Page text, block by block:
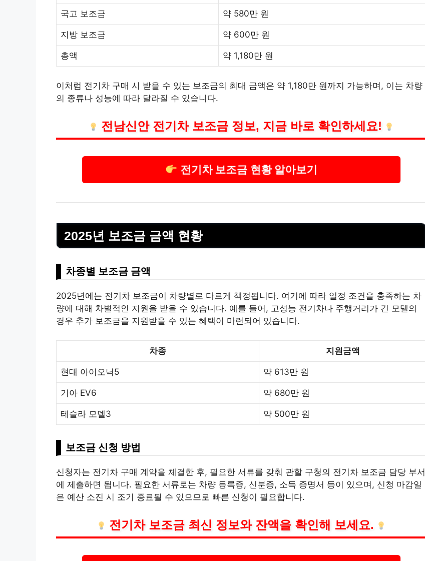
국고 보조금 약 580만 원
지방 보조금 약 600만 원
총액 약 1,180만 원
이처럼 전기차 구매 시 받을 수 있는 보조금의 최대 금액은 약 1,180만 원까지 가능하며, 이는 차량
의 종류나 성능에 따라 달라질 수 있습니다.
전남신안 전기차 보조금 정보, 지금 바로 확인하세요!
전기차 보조금 현황 알아보기
2025년 보조금 금액 현황
차종별 보조금 금액
2025년에는 전기차 보조금이 차량별로 다르게 책정됩니다. 여기에 따라 일정 조건을 충족하는 차
량에 대해 차별적인 지원을 받을 수 있습니다. 예를 들어, 고성능 전기차나 주행거리가 긴 모델의
경우 추가 보조금을 지원받을 수 있는 혜택이 마련되어 있습니다.
차종 지원금액
현대 아이오닉5 약 613만 원
기아 EV6 약 680만 원
테슬라 모델3 약 500만 원
보조금 신청 방법
신청자는 전기차 구매 계약을 체결한 후, 필요한 서류를 갖춰 관할 구청의 전기차 보조금 담당 부서
에 제출하면 됩니다. 필요한 서류로는 차량 등록증, 신분증, 소득 증명서 등이 있으며, 신청 마감일
은 예산 소진 시 조기 종료될 수 있으므로 빠른 신청이 필요합니다.
전기차 보조금 최신 정보와 잔액을 확인해 보세요.